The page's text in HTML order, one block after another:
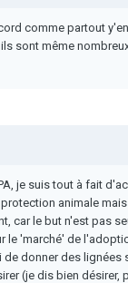
comme partout
sont même
je suis tout à fait
animale
car le but n'est pas
le 'marché' de
de donner des lignées
(je dis bien désirer,